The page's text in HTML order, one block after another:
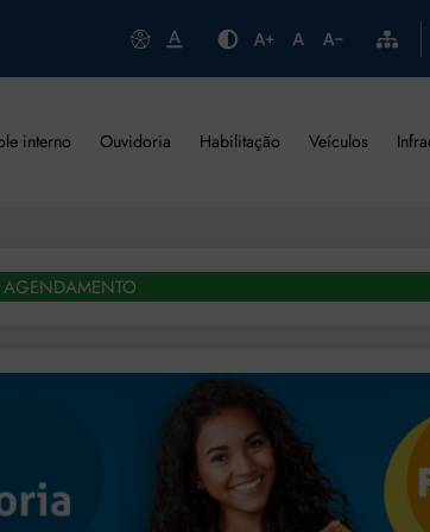
interno Ouvidoria Habilitação Veículos
AGENDAMENTO